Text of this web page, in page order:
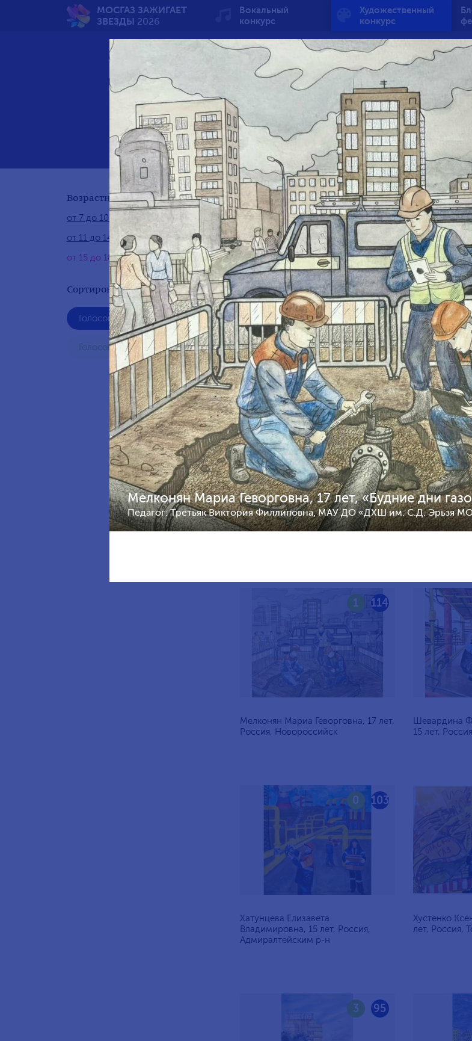
МОСГАЗ ЗАЖИГАЕТ
ЗВЕЗДЫ 2026
Вокальный
конкурс
Художественный
конкурс
Мелконян Мариа Геворговна, 17 лет, «Будние дни
Педагог: Третьяк Виктория Филлиповна, МАУ ДО «ДХШ им. С.Д. Эрьзя
Будни и
службы
от 15 до 18 лет
Возрастная группа:
от 7 до 10 лет
от 11 до 14 лет
от 15 до 18 лет
Сортировать по результату:
Голосование жюри
Голосования зрителей
122
3
Тачанова Дарья Сергеевна, 15 лет,
Россия, Домодедово
Царева
Россия,
118
3
Заграфова Ирина Сергеевна, 18 лет,
Россия, поселок Отрадное
Попова
Россия,
114
1
Мелконян Мариа Геворговна, 17 лет,
Россия, Новороссийск
Шевардина
15 лет,
103
0
Хатунцева Елизавета
Владимировна, 15 лет, Россия,
Адмиралтейским р-н
Хустенко
лет, Россия,
95
3